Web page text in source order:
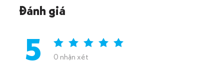
Đánh giá
5 0 nhận xét